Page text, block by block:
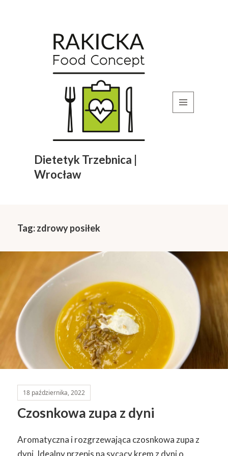
Dietetyk Trzebnica |
Wrocław
Tag:zdrowy posiłek
18 października, 2022
Czosnkowa zupa z dyni
Aromatyczna i rozgrzewająca czosnkowa zupa z
dyni. Idealny przepis na sycący krem z dyni o